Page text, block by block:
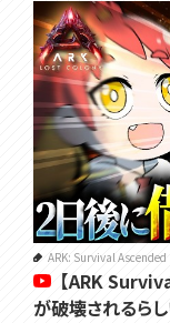
ARK: Survival Ascended
【ARK
が破壊されるらし